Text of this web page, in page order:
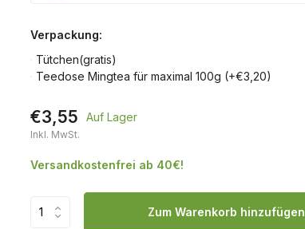
Verpackung:
Tütchen(gratis)
Teedose Mingtea für maximal 100g (+€3,20)
€3,55 Auf Lager
Inkl. MwSt.
Versandkostenfrei ab 40€!
Zum Warenkorb hinzufügen